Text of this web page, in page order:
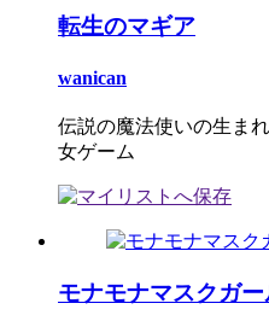
転生のマギア
wanican
伝説の魔法使いの生ま
女ゲーム
モナモナマスクガ